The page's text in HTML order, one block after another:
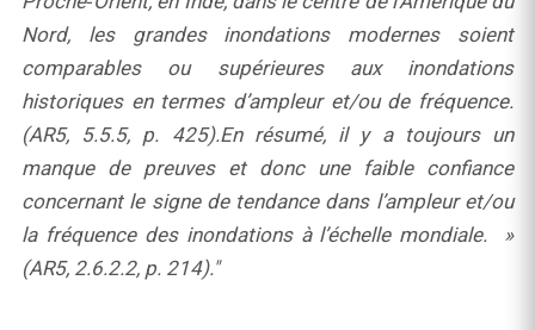
Nord, les grandes inondations modernes soient
comparables ou supérieures aux inondations
historiques en termes d’ampleur et/ou de fréquence.
(AR5, 5.5.5, p. 425).En résumé, il y a toujours un
manque de preuves et donc une faible confiance
concernant le signe de tendance dans l’ampleur et/ou
la fréquence des inondations à l’échelle mondiale. »
(AR5, 2.6.2.2, p. 214)."